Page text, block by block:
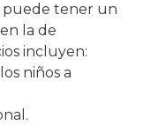
puede tener un
la de
incluyen:
niños a